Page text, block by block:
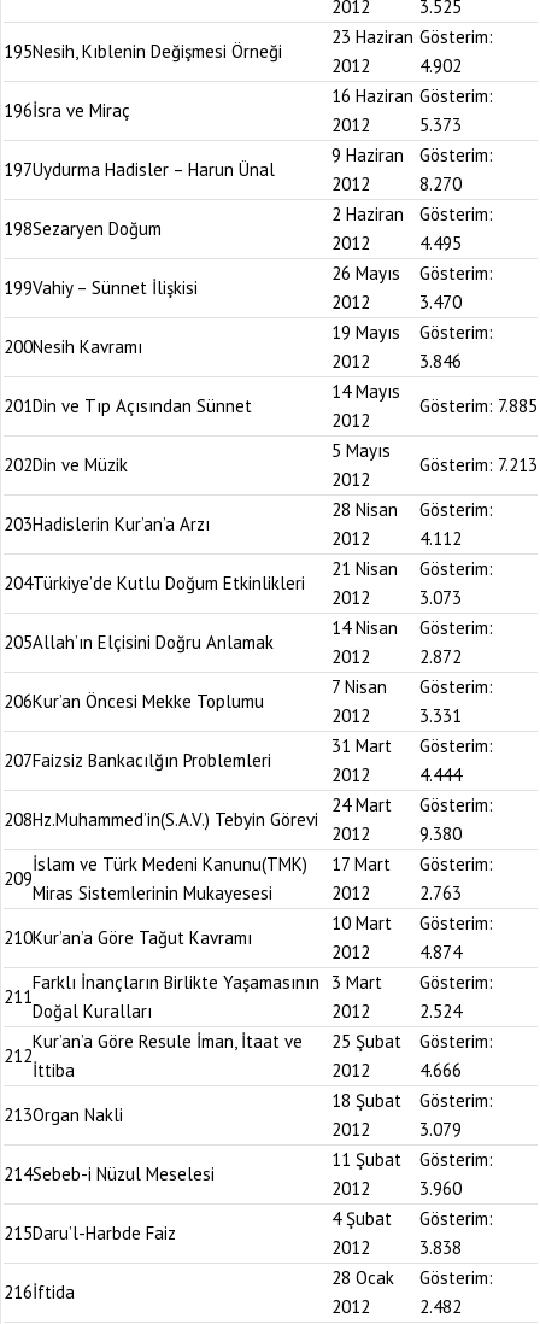
2012
3.525
195Nesih, Kıblenin Değişmesi Örneği
23 Haziran
2012
Gösterim:
4.902
196İsra ve Miraç
16 Haziran
2012
Gösterim:
5.373
197Uydurma Hadisler – Harun Ünal
9 Haziran
2012
Gösterim:
8.270
198Sezaryen Doğum
2 Haziran
2012
Gösterim:
4.495
199Vahiy – Sünnet İlişkisi
26 Mayıs
2012
Gösterim:
3.470
200Nesih Kavramı
19 Mayıs
2012
Gösterim:
3.846
201Din ve Tıp Açısından Sünnet
14 Mayıs
2012
Gösterim: 7.885
202Din ve Müzik
5 Mayıs
2012
Gösterim: 7.213
203Hadislerin Kur’an’a Arzı
28 Nisan
2012
Gösterim:
4.112
204Türkiye’de Kutlu Doğum Etkinlikleri
21 Nisan
2012
Gösterim:
3.073
205Allah’ın Elçisini Doğru Anlamak
14 Nisan
2012
Gösterim:
2.872
206Kur’an Öncesi Mekke Toplumu
7 Nisan
2012
Gösterim:
3.331
207Faizsiz Bankacılğın Problemleri
31 Mart
2012
Gösterim:
4.444
208Hz.Muhammed’in(S.A.V.) Tebyin Görevi
24 Mart
2012
Gösterim:
9.380
209
İslam ve Türk Medeni Kanunu(TMK)
Miras Sistemlerinin Mukayesesi
17 Mart
2012
Gösterim:
2.763
210Kur’an’a Göre Tağut Kavramı
10 Mart
2012
Gösterim:
4.874
211
Farklı İnançların Birlikte Yaşamasının
Doğal Kuralları
3 Mart
2012
Gösterim:
2.524
212
Kur’an’a Göre Resule İman, İtaat ve
İttiba
25 Şubat
2012
Gösterim:
4.666
213Organ Nakli
18 Şubat
2012
Gösterim:
3.079
214Sebeb-i Nüzul Meselesi
11 Şubat
2012
Gösterim:
3.960
215Daru’l-Harbde Faiz
4 Şubat
2012
Gösterim:
3.838
216İftida
28 Ocak
2012
Gösterim:
2.482